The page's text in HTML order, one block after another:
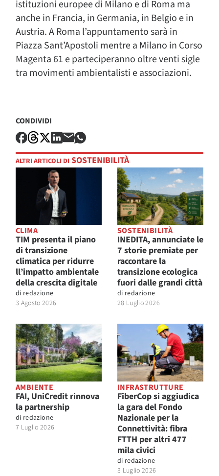
istituzioni europee di Milano e di Roma ma
anche in Francia, in Germania, in Belgio e in
Austria. A Roma l’appuntamento sarà in
Piazza Sant’Apostoli mentre a Milano in Corso
Magenta 61 e parteciperanno oltre venti sigle
tra movimenti ambientalisti e associazioni.
CONDIVIDI
ALTRI ARTICOLI DI SOSTENIBILITÀ
CLIMA
TIM presenta il piano
di transizione
climatica per ridurre
ll’impatto ambientale
della crescita digitale
di redazione
3 Agosto 2026
SOSTENIBILITÀ
INEDITA, annunciate le
7 storie premiate per
raccontare la
transizione ecologica
fuori dalle grandi città
di redazione
28 Luglio 2026
AMBIENTE
FAI, UniCredit rinnova
la partnership
di redazione
7 Luglio 2026
INFRASTRUTTURE
FiberCop si aggiudica
la gara del Fondo
Nazionale per la
Connettività: fibra
FTTH per altri 477
mila civici
di redazione
3 Luglio 2026